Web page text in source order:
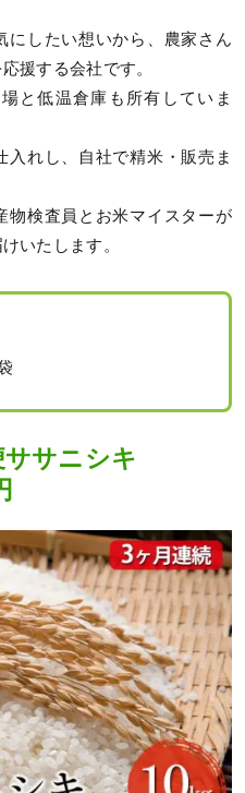
にしたい想いから、農家さん
援する会社です。
と低温倉庫も所有していま
入れし、自社で精米・販売ま
物検査員とお米マイスターが
いたします。
ササニシキ